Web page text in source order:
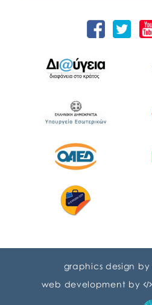
graphics design by
web development by